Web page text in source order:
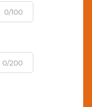
0/100
0/200